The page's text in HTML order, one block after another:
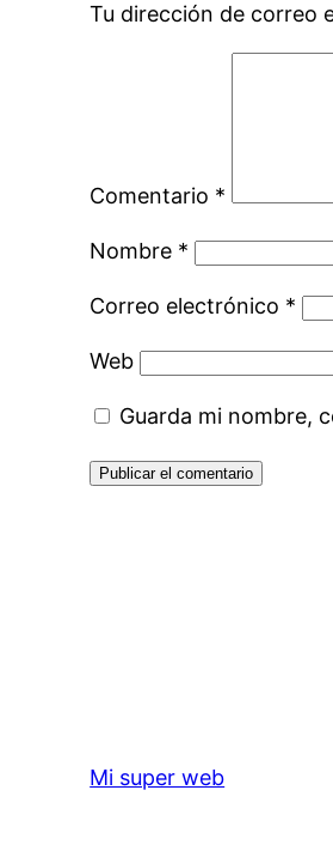
Tu dirección de correo
Comentario *
Nombre *
Correo electrónico *
Web
Guarda mi nombre,
Mi super web